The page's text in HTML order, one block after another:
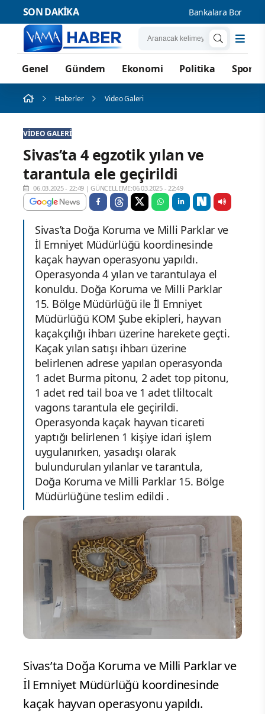
SON DAKİKA Bankalara Borçlu Kişi
Genel Gündem Ekonomi Politika Spor
Haberler Video Galeri
VIDEO GALERI
Sivas’ta 4 egzotik yılan ve
tarantula ele geçirildi
06.03.2025 - 22:49 |GÜNCELLEME:06.03.2025 - 22:49
Sivas’ta Doğa Koruma ve Milli Parklar ve
İl Emniyet Müdürlüğü koordinesinde
kaçak hayvan operasyonu yapıldı.
Operasyonda 4 yılan ve tarantulaya el
konuldu. Doğa Koruma ve Milli Parklar
15. Bölge Müdürlüğü ile İl Emniyet
Müdürlüğü KOM Şube ekipleri, hayvan
kaçakçılığı ihbarı üzerine harekete geçti.
Kaçak yılan satışı ihbarı üzerine
belirlenen adrese yapılan operasyonda
1 adet Burma pitonu, 2 adet top pitonu,
1 adet red tail boa ve 1 adet tliltocalt
vagons tarantula ele geçirildi.
Operasyonda kaçak hayvan ticareti
yaptığı belirlenen 1 kişiye idari işlem
uygulanırken, yasadışı olarak
bulundurulan yılanlar ve tarantula,
Doğa Koruma ve Milli Parklar 15. Bölge
Müdürlüğüne teslim edildi .
Sivas’ta Doğa Koruma ve Milli Parklar ve
İl Emniyet Müdürlüğü koordinesinde
kaçak hayvan operasyonu yapıldı.